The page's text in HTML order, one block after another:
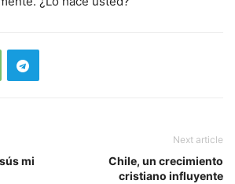
mi
Next article
Chile, un crecimiento
cristiano influyente